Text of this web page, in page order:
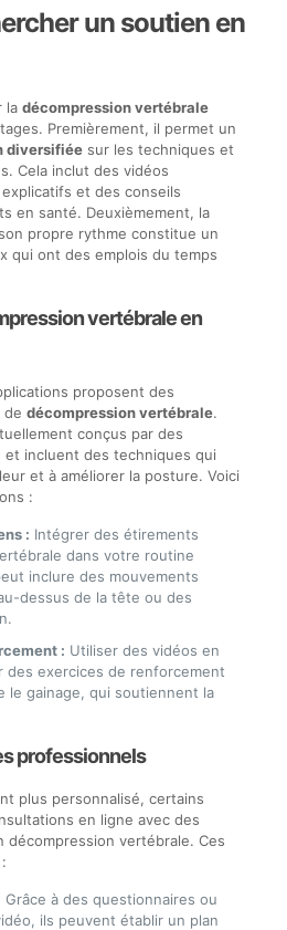
un soutien en
la décompression vertébrale
Premièrement, il permet un
diversifiéesur les techniques et
Cela inclut des vidéos
et des conseils
en santé. Deuxièmement, la
propre rythme constitue un
qui ont des emplois du temps
vertébrale en
proposent des
de décompression vertébrale.
conçus par des
incluent des techniques qui
et à améliorer la posture. Voici
:
: Intégrer des étirements
dans votre routine
inclure des mouvements
dessus de la tête ou des
: Utiliser des vidéos en
des exercices de renforcement
le gainage, qui soutiennent la
professionnels
plus personnalisé, certains
en ligne avec des
décompression vertébrale. Ces
Grâce à des questionnaires ou
ils peuvent établir un plan